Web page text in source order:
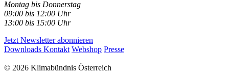
Montag bis Donnerstag
09:00 bis 12:00 Uhr
13:00 bis 15:00 Uhr
Jetzt Newsletter abonnieren
Downloads Kontakt Webshop Presse
© 2026 Klimabündnis Österreich